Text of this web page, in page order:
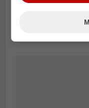
C'est déjà
délicat sur le